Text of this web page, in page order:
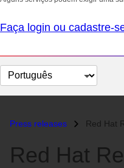
Faça login ou cadastre-
Selecionar
idioma
Press releases Red Hat
Red Hat